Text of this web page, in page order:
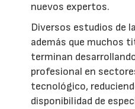
nuevos expertos.
Diversos estudios de
además que muchos
terminan
profesional en
tecnológico,
disponibilidad de